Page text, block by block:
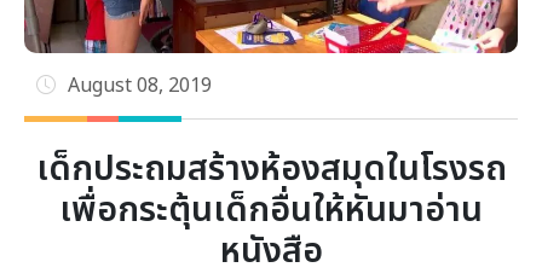
August 08, 2019
เด็กประถมสร้างห้องสมุดในโรงรถ
เพื่อกระตุ้นเด็กอื่นให้หันมาอ่าน
หนังสือ